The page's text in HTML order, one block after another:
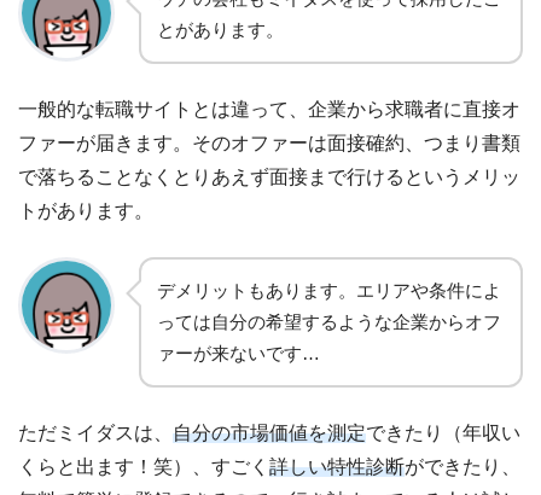
とがあります。
一般的な転職サイトとは違って、企業から求職者に直接オ
ファーが届きます。そのオファーは面接確約、つまり書類
で落ちることなくとりあえず面接まで行けるというメリッ
トがあります。
デメリットもあります。エリアや条件によ
っては自分の希望するような企業からオフ
ァーが来ないです…
ただミイダスは、 自分の市場価値を測定できたり（年収い
くらと出ます！笑）、すごく 詳しい特性診断ができたり、